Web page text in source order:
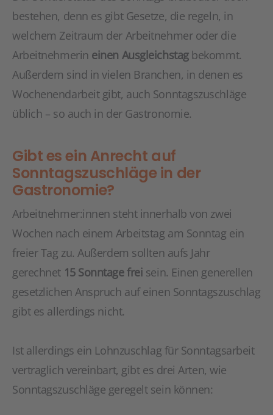
bestehen, denn es gibt Gesetze, die regeln, in
welchem Zeitraum der Arbeitnehmer oder die
Arbeitnehmerin einen Ausgleichstagbekommt.
Außerdem sind in vielen Branchen, in denen es
Wochenendarbeit gibt, auch Sonntagszuschläge
üblich – so auch in der Gastronomie.
Gibt es ein Anrecht auf
Sonntagszuschläge in der
Gastronomie?
Arbeitnehmer:innen steht innerhalb von zwei
Wochen nach einem Arbeitstag am Sonntag ein
freier Tag zu. Außerdem sollten aufs Jahr
gerechnet 15 Sonntage frei sein. Einen generellen
gesetzlichen Anspruch auf einen Sonntagszuschlag
gibt es allerdings nicht.
Ist allerdings ein Lohnzuschlag für Sonntagsarbeit
vertraglich vereinbart, gibt es drei Arten, wie
Sonntagszuschläge geregelt sein können: